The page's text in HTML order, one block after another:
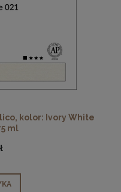
kolor: Ivory White
ml